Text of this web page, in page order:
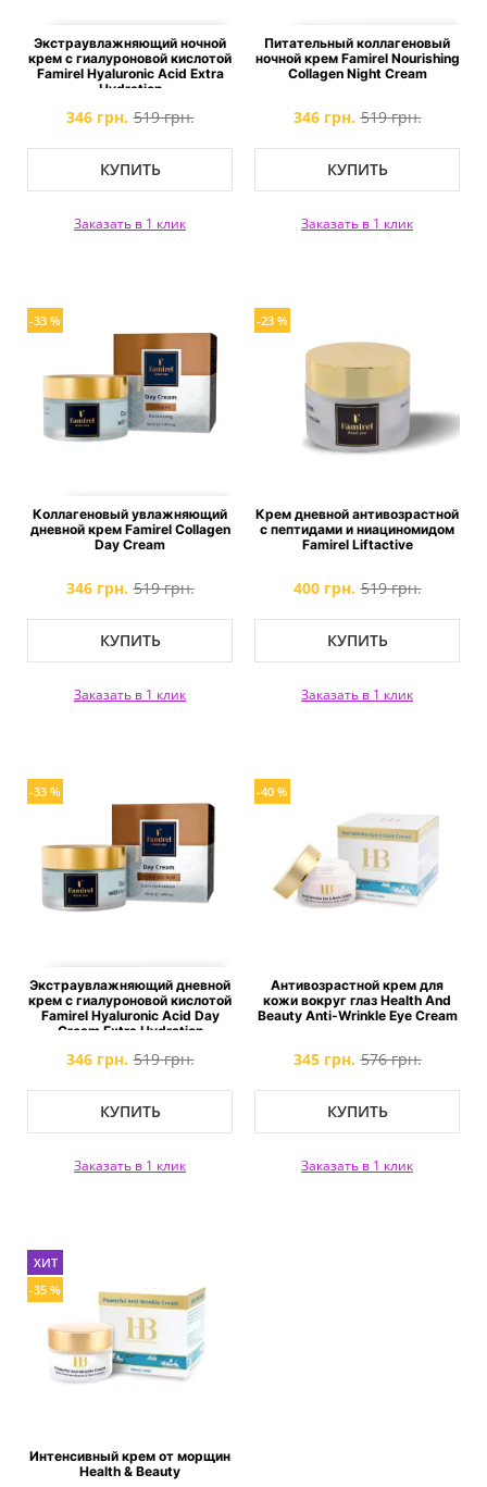
Экстраувлажняющий ночной
крем с гиалуроновой кислотой
Famirel Hyaluronic Acid Extra
Hydration
346 грн. 519 грн.
КУПИТЬ
Заказать в 1 клик
Питательный коллагеновый
ночной крем Famirel Nourishing
Collagen Night Cream
346 грн. 519 грн.
КУПИТЬ
Заказать в 1 клик
-33 %
Коллагеновый увлажняющий
дневной крем Famirel Collagen
Day Cream
346 грн. 519 грн.
КУПИТЬ
Заказать в 1 клик
-23 %
Крем дневной антивозрастной
с пептидами и ниациномидом
Famirel Liftactive
400 грн. 519 грн.
КУПИТЬ
Заказать в 1 клик
-33 %
Экстраувлажняющий дневной
крем с гиалуроновой кислотой
Famirel Hyaluronic Acid Day
Cream Extra Hydration
346 грн. 519 грн.
КУПИТЬ
Заказать в 1 клик
-40 %
Антивозрастной крем для
кожи вокруг глаз Health And
Beauty Anti-Wrinkle Eye Cream
345 грн. 576 грн.
КУПИТЬ
Заказать в 1 клик
ХИТ
-35 %
Интенсивный крем от морщин
Health & Beauty